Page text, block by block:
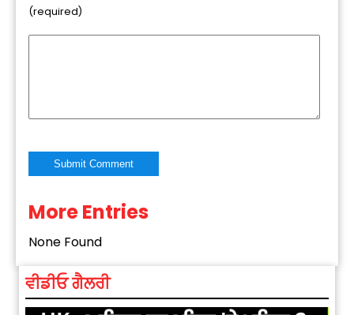
(required)
Alternative:
More Entries
None Found
ਵੀਡੀਓ ਗੈਲਰੀ